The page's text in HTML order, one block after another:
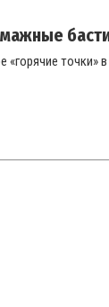
точки»